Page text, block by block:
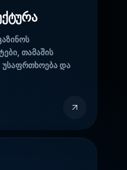
თამაშის
უსაფრთხოება და